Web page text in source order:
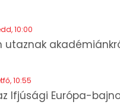
10:00
utaznak
10:55
Ifjúsági Európa-